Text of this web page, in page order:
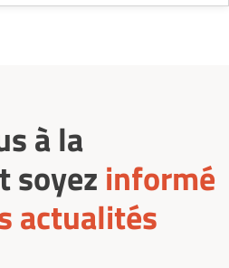
à la
soyez informé
actualités